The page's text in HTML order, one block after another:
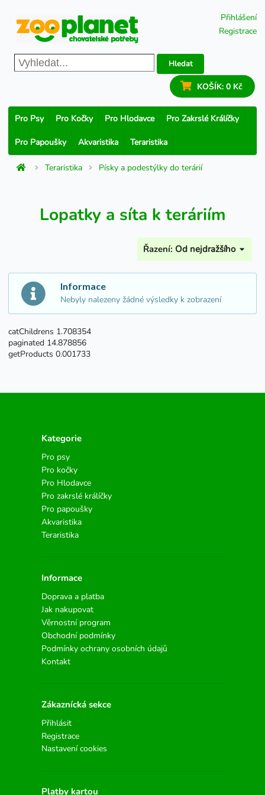
Přihlášení
Registrace
Hledat
KOŠÍK: 0 Kč
Pro Psy Pro Kočky Pro Hlodavce Pro Zakrslé Králíčky
Pro Papoušky Akvaristika Teraristika
Teraristika Písky a podestýlky do terárií
Lopatky a síta k teráriím
Řazení: Od nejdražšího
Informace
Nebyly nalezeny žádné výsledky k zobrazení
catChildrens 1.708354
paginated 14.878856
getProducts 0.001733
Kategorie
Pro psy
Pro kočky
Pro Hlodavce
Pro zakrslé králíčky
Pro papoušky
Akvaristika
Teraristika
Informace
Doprava a platba
Jak nakupovat
Věrnostní program
Obchodní podmínky
Podmínky ochrany osobních údajů
Kontakt
Zákaznícká sekce
Přihlásit
Registrace
Nastavení cookies
Platby kartou